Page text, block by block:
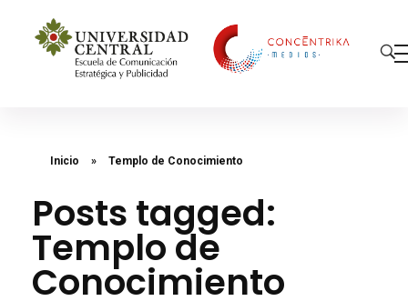
Inicio » Templo de Conocimiento
Posts tagged:
Templo de
Conocimiento